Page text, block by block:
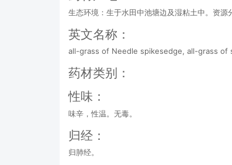
生态环境：生于水田中池塘边及湿粘土中。资源
英文名称：
all-grass of Needle spikesedge, all-grass of
药材类别：
性味：
味辛，性温。无毒。
归经：
归肺经。